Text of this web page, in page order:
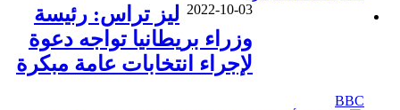
2022-10-03 ليز تراس: رئيسة
وزراء بريطانيا تواجه دعوة
لإجراء انتخابات عامة مبكرة
BBC